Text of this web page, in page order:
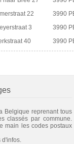
22 3990
3 3990
40 3990
Belgique reprenant tous
classés par commune.
main les codes postaux